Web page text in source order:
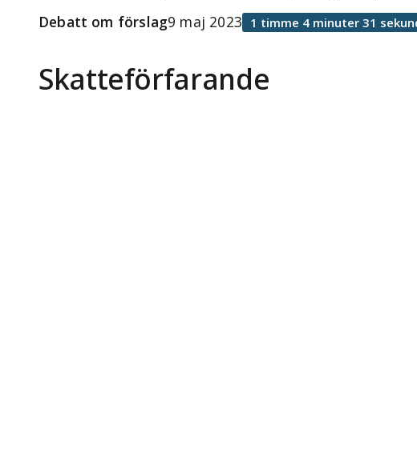
Skatteförfarande
Debatt om förslag9 maj 2023 1 timme 4 minuter 31